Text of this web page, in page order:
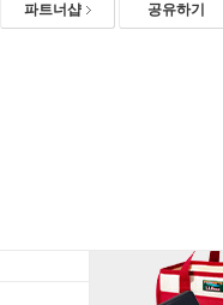
파트너샵 공유하기